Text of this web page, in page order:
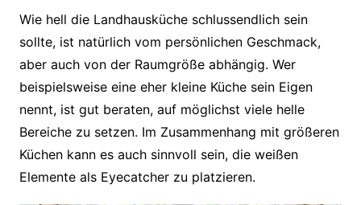
Wie hell die Landhausküche schlussendlich sein
sollte, ist natürlich vom persönlichen Geschmack,
aber auch von der Raumgröße abhängig. Wer
beispielsweise eine eher kleine Küche sein Eigen
nennt, ist gut beraten, auf möglichst viele helle
Bereiche zu setzen. Im Zusammenhang mit größeren
Küchen kann es auch sinnvoll sein, die weißen
Elemente als Eyecatcher zu platzieren.